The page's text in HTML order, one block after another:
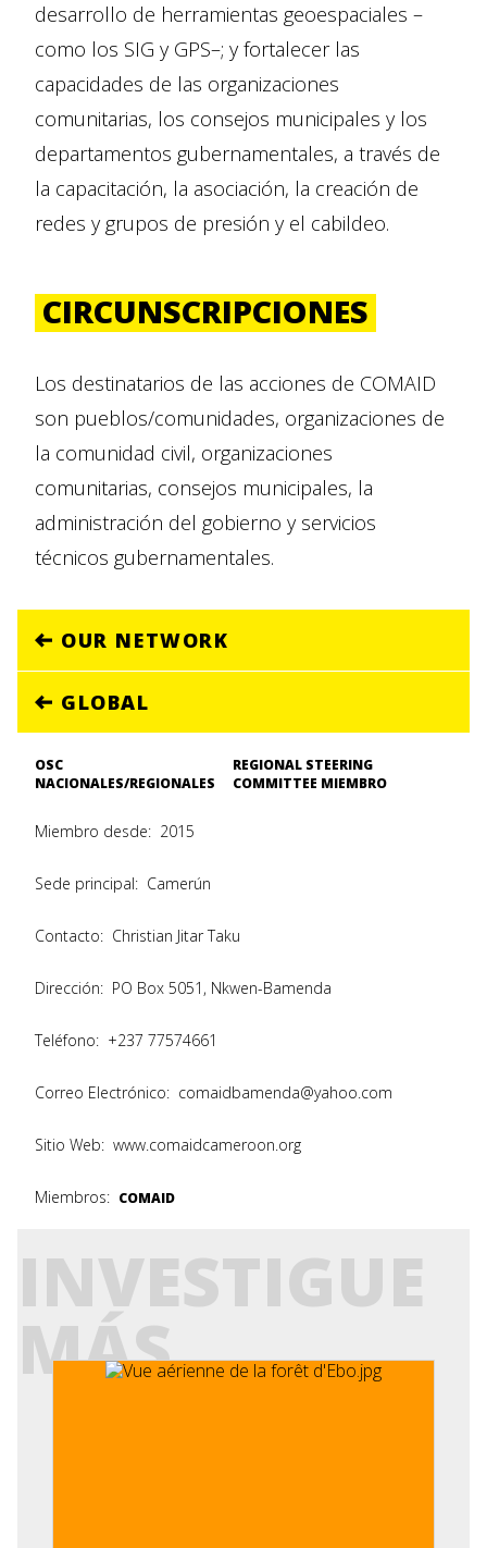
desarrollo de herramientas geoespaciales –
como los SIG y GPS–; y fortalecer las
capacidades de las organizaciones
comunitarias, los consejos municipales y los
departamentos gubernamentales, a través de
la capacitación, la asociación, la creación de
redes y grupos de presión y el cabildeo.
CIRCUNSCRIPCIONES
Los destinatarios de las acciones de COMAID
son pueblos/comunidades, organizaciones de
la comunidad civil, organizaciones
comunitarias, consejos municipales, la
administración del gobierno y servicios
técnicos gubernamentales.
OUR NETWORK
GLOBAL
OSC
NACIONALES/REGIONALES
REGIONAL STEERING
COMMITTEE MIEMBRO
Miembro desde: 2015
Sede principal: Camerún
Contacto: Christian Jitar Taku
Dirección: PO Box 5051, Nkwen-Bamenda
Teléfono: +237 77574661
Correo Electrónico: comaidbamenda@yahoo.com
Sitio Web: www.comaidcameroon.org
Miembros: COMAID
INVESTIGUE
MÁS